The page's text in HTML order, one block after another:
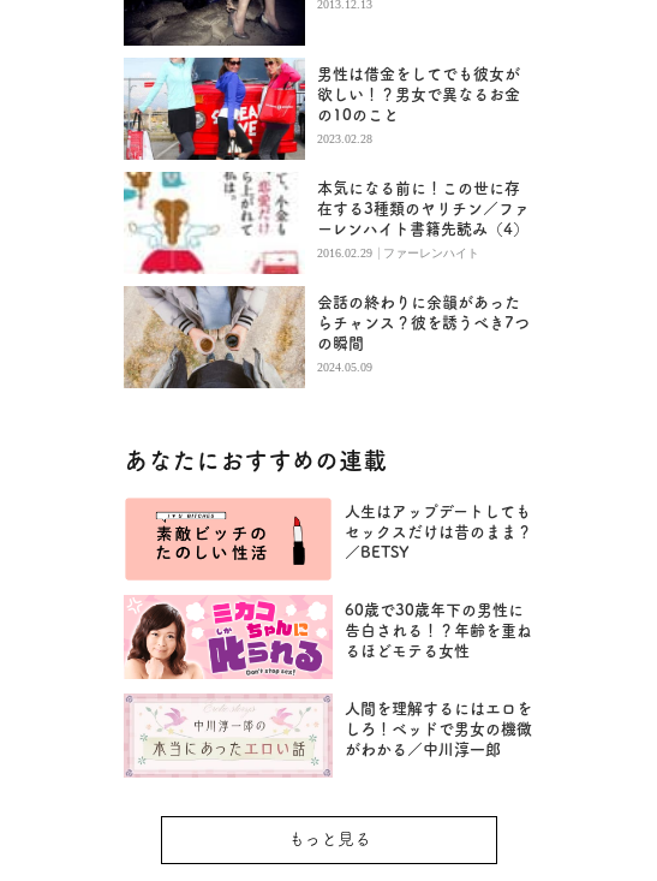
2013.12.13
男性は借金をしてでも彼女が
欲しい！？男女で異なるお金
の10のこと
2023.02.28
本気になる前に！この世に存
在する3種類のヤリチン／ファ
ーレンハイト書籍先読み（4）
2016.02.29 | ファーレンハイト
会話の終わりに余韻があった
らチャンス？彼を誘うべき7つ
の瞬間
2024.05.09
あなたにおすすめの連載
人生はアップデートしても
セックスだけは昔のまま？
／BETSY
60歳で30歳年下の男性に
告白される！？年齢を重ね
るほどモテる女性
人間を理解するにはエロを
しろ！ベッドで男女の機微
がわかる／中川淳一郎
もっと見る